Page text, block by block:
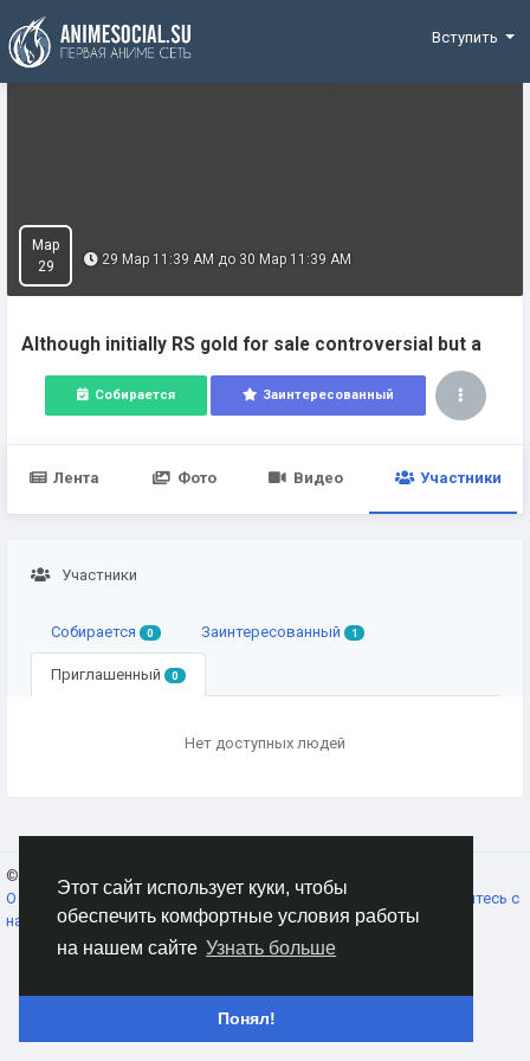
Этот сайт использует куки, чтобы
обеспечить комфортные условия работы
на нашем сайте Узнать больше
Понял!
Funding
Вступить
Мар
29
Although initially RS gold for sale controversial but a
29 Мар 11:39 AM до 30 Мар 11:39 AM
Собирается Заинтересованный
Лента Фото Видео Участники
Участники
Собирается 0 Заинтересованный 1
Приглашенный 0
Нет доступных людей
© 2026 AnimeSocial.SU - Первая аниме сеть!
О нас
Условия использования Конфиденциальность
Свяжитесь с
нами
Каталог